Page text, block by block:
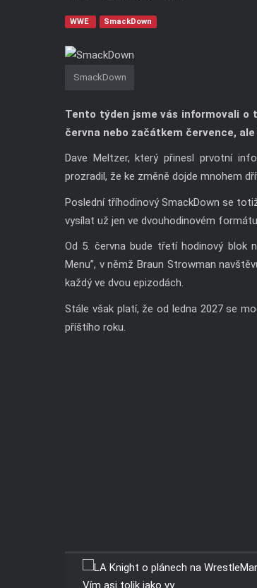
WWE SmackDown
SmackDown
Tento týden jsme vás informovali o
června nebo začátkem července,
Dave Meltzer, který přinesl prvotní
prozradil, že ke změně dojde mnohem
Poslední tříhodinový SmackDown se
vysílat už jen ve dvouhodinovém formátu.
Od 5. června bude třetí hodinový blok
Menu”, v němž Braun Strowman
každý ve dvou epizodách.
Stále však platí, že od ledna 2027 se
příštího roku.